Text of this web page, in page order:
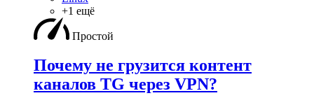
+1 ещё
Простой
Почему не грузится контент
каналов TG через VPN?